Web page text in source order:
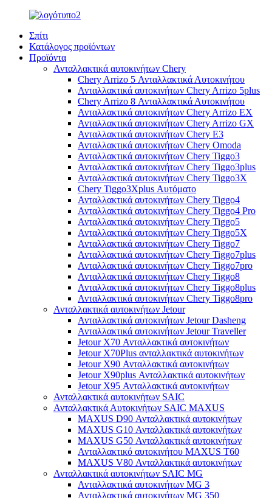
Σπίτι
Κατάλογος προϊόντων
Προϊόντα
Ανταλλακτικά αυτοκινήτων Chery
Chery Arrizo 5 Ανταλλακτικά Αυτοκινήτου
Ανταλλακτικά αυτοκινήτων Chery Arrizo 5plus
Chery Arrizo 8 Ανταλλακτικά Αυτοκινήτου
Ανταλλακτικά αυτοκινήτων Chery Arrizo EX
Ανταλλακτικά αυτοκινήτων Chery Arrizo GX
Ανταλλακτικά αυτοκινήτων Chery E3
Ανταλλακτικά αυτοκινήτων Chery Omoda
Ανταλλακτικά αυτοκινήτων Chery Tiggo3
Ανταλλακτικά αυτοκινήτων Chery Tiggo3plus
Ανταλλακτικά αυτοκινήτων Chery Tiggo3X
Chery Tiggo3Xplus Αυτόματο
Ανταλλακτικά αυτοκινήτων Chery Tiggo4
Ανταλλακτικά αυτοκινήτων Chery Tiggo4 Pro
Ανταλλακτικά αυτοκινήτων Chery Tiggo5
Ανταλλακτικά αυτοκινήτων Chery Tiggo5X
Ανταλλακτικά αυτοκινήτων Chery Tiggo7
Ανταλλακτικά αυτοκινήτων Chery Tiggo7plus
Ανταλλακτικά αυτοκινήτων Chery Tiggo7pro
Ανταλλακτικά αυτοκινήτων Chery Tiggo8
Ανταλλακτικά αυτοκινήτων Chery Tiggo8plus
Ανταλλακτικά αυτοκινήτων Chery Tiggo8pro
Ανταλλακτικά αυτοκινήτων Jetour
Ανταλλακτικά αυτοκινήτων Jetour Dasheng
Ανταλλακτικά αυτοκινήτων Jetour Traveller
Jetour X70 Ανταλλακτικά αυτοκινήτων
Jetour X70Plus ανταλλακτικά αυτοκινήτων
Jetour X90 Ανταλλακτικά αυτοκινήτων
Jetour X90plus Ανταλλακτικά αυτοκινήτων
Jetour X95 Ανταλλακτικά αυτοκινήτων
Ανταλλακτικά αυτοκινήτων SAIC
Ανταλλακτικά Αυτοκινήτων SAIC MAXUS
MAXUS D90 Ανταλλακτικά αυτοκινήτων
MAXUS G10 Ανταλλακτικά αυτοκινήτων
MAXUS G50 Ανταλλακτικά αυτοκινήτων
Ανταλλακτικό αυτοκινήτου MAXUS T60
MAXUS V80 Ανταλλακτικά αυτοκινήτων
Ανταλλακτικά αυτοκινήτων SAIC MG
Ανταλλακτικά αυτοκινήτων MG 3
Ανταλλακτικά αυτοκινήτων MG 350